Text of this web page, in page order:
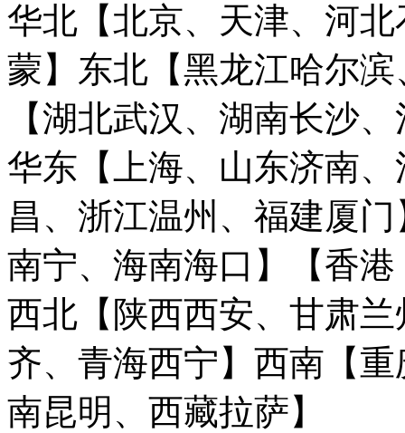
华北【北京、天津、河
蒙】 东北【黑龙江哈尔
【湖北武汉、湖南长沙
华东【上海、山东济南
昌、浙江温州、福建厦门
南宁、海南海口】
【香
西北【陕西西安、甘肃
齐、青海西宁】 西南【
南昆明、西藏拉萨】